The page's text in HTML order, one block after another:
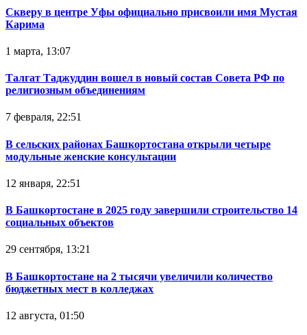
Скверу в центре Уфы официально присвоили имя Мустая
Карима
1 марта, 13:07
Талгат Таджуддин вошел в новый состав Совета РФ по
религиозным объединениям
7 февраля, 22:51
В сельских районах Башкортостана открыли четыре
модульные женские консультации
12 января, 22:51
В Башкортостане в 2025 году завершили строительство 14
социальных объектов
29 сентября, 13:21
В Башкортостане на 2 тысячи увеличили количество
бюджетных мест в колледжах
12 августа, 01:50